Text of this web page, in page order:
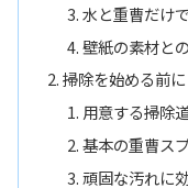
水と重曹だけ
壁紙の素材と
掃除を始める前
用意する掃除
基本の重曹ス
頑固な汚れに